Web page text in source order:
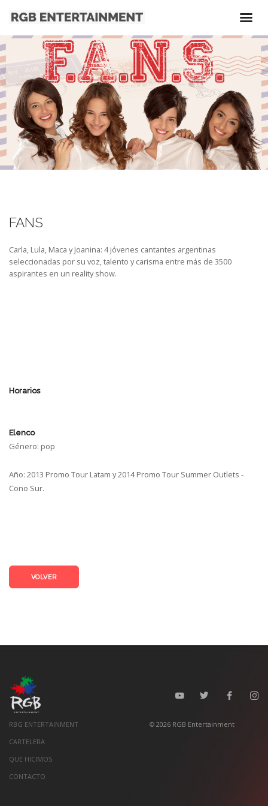
FANS
Carla, Lula, Maca y Joanina: 4 jóvenes cantantes argentinas
seleccionadas por su voz, talento y carisma entre más de 3500
aspirantes en un reality show.
Horarios
Elenco
Género: pop
Año: 2013 Promo Tour Latam y 2014 Promo Tour Summer Outlets -
Cono Sur.
VOLVER
RBG ENTERTAINMENT
CARTELERA
QUE HICIMOS
CONTACTO
©2026 RGB Entertainment